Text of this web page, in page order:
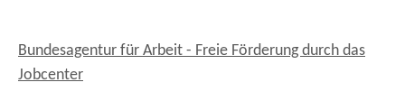
Bundesagentur für Arbeit - Freie Förderung durch das
Jobcenter